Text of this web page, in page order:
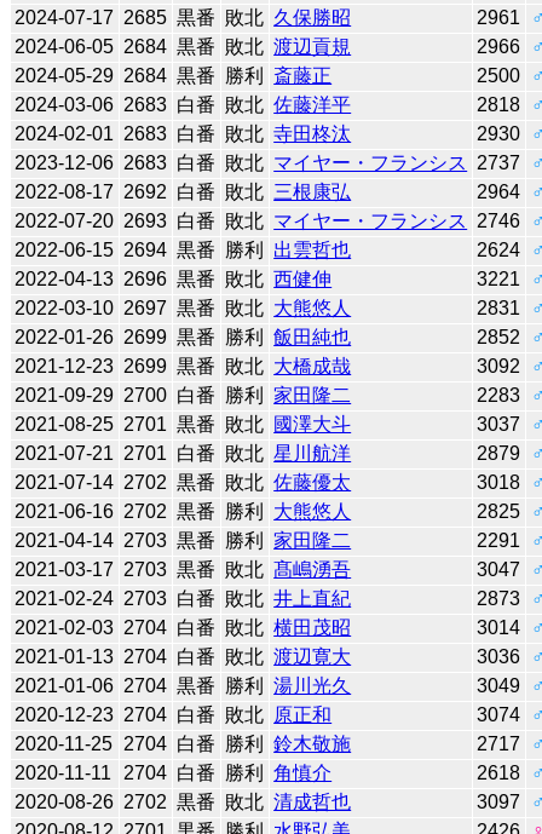
2024-07-17 2685 黒番 敗北 久保勝昭 2961
2024-06-05 2684 黒番 敗北 渡辺貢規 2966
2024-05-29 2684 黒番 勝利 斎藤正 2500
2024-03-06 2683 白番 敗北 佐藤洋平 2818
2024-02-01 2683 白番 敗北 寺田柊汰 2930
2023-12-06 2683 白番 敗北 マイヤー・フランシス 2737
2022-08-17 2692 白番 敗北 三根康弘 2964
2022-07-20 2693 白番 敗北 マイヤー・フランシス 2746
2022-06-15 2694 黒番 勝利 出雲哲也 2624
2022-04-13 2696 黒番 敗北 西健伸 3221
2022-03-10 2697 黒番 敗北 大熊悠人 2831
2022-01-26 2699 黒番 勝利 飯田純也 2852
2021-12-23 2699 黒番 敗北 大橋成哉 3092
2021-09-29 2700 白番 勝利 家田隆二 2283
2021-08-25 2701 黒番 敗北 國澤大斗 3037
2021-07-21 2701 白番 敗北 星川航洋 2879
2021-07-14 2702 黒番 敗北 佐藤優太 3018
2021-06-16 2702 黒番 勝利 大熊悠人 2825
2021-04-14 2703 黒番 勝利 家田隆二 2291
2021-03-17 2703 黒番 敗北 髙嶋湧吾 3047
2021-02-24 2703 白番 敗北 井上直紀 2873
2021-02-03 2704 白番 敗北 横田茂昭 3014
2021-01-13 2704 白番 敗北 渡辺寛大 3036
2021-01-06 2704 黒番 勝利 湯川光久 3049
2020-12-23 2704 白番 敗北 原正和 3074
2020-11-25 2704 白番 勝利 鈴木敬施 2717
2020-11-11
2704 白番 勝利 角慎介 2618
2020-08-26 2702 黒番 敗北 清成哲也 3097